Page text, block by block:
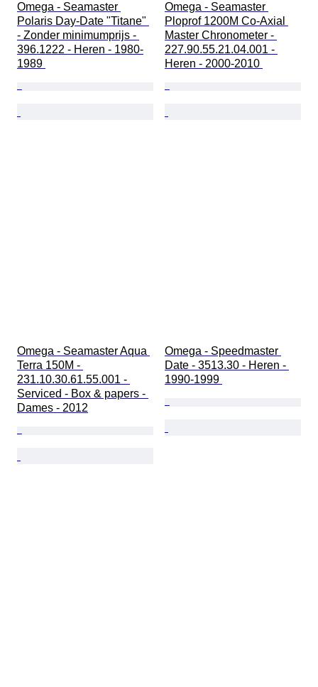
Omega - Seamaster
Polaris Day-Date "Titane"
- Zonder minimumprijs -
396.1222 - Heren - 1980-
1989
Omega - Seamaster
Ploprof 1200M Co-Axial
Master Chronometer -
227.90.55.21.04.001 -
Heren - 2000-2010
Omega - Seamaster Aqua
Terra 150M -
231.10.30.61.55.001 -
Serviced - Box & papers -
Dames - 2012
Omega - Speedmaster
Date - 3513.30 - Heren -
1990-1999